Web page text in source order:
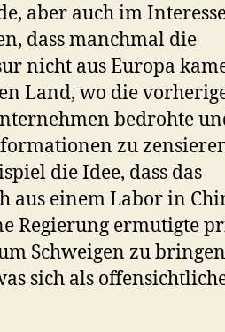
aber auch im
dass manchmal die
nicht aus Europa
Land, wo die
bedrohte
zu
die Idee, dass das
aus einem Labor in
Regierung ermutigte
Schweigen zu
sich als